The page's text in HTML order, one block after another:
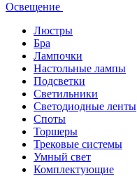
Освещение
Люстры
Бра
Лампочки
Настольные лампы
Подсветки
Светильники
Светодиодные ленты
Споты
Торшеры
Трековые системы
Умный свет
Комплектующие